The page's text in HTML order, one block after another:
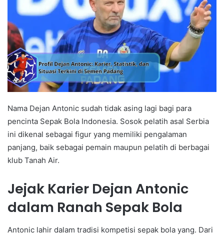
Nama Dejan Antonic sudah tidak asing lagi bagi para
pencinta Sepak Bola Indonesia. Sosok pelatih asal Serbia
ini dikenal sebagai figur yang memiliki pengalaman
panjang, baik sebagai pemain maupun pelatih di berbagai
klub Tanah Air.
Jejak Karier Dejan Antonic
dalam Ranah Sepak Bola
Antonic lahir dalam tradisi kompetisi sepak bola yang. Dari